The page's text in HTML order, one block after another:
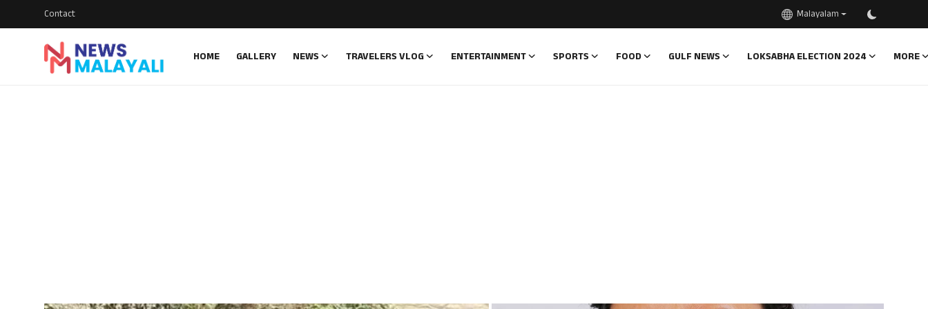
Contact Malayalam
HOME GALLERY NEWS TRAVELERS VLOG ENTERTAINMENT SPORTS FOOD GULF NEWS LOKSABHA ELECTION 2024 MORE